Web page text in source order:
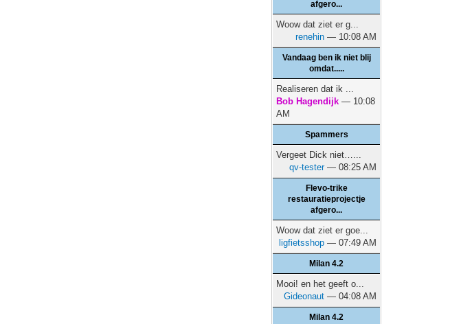
afgero...
Woow dat ziet er g...
renehin — 10:08 AM
Vandaag ben ik niet blij
omdat.....
Realiseren dat ik ...
Bob Hagendijk — 10:08
AM
Spammers
Vergeet Dick niet…...
qv-tester— 08:25 AM
Flevo-trike
restauratieprojectje
afgero...
Woow dat ziet er goe...
ligfietsshop — 07:49 AM
Milan 4.2
Mooi! en het geeft o...
Gideonaut — 04:08 AM
Milan 4.2